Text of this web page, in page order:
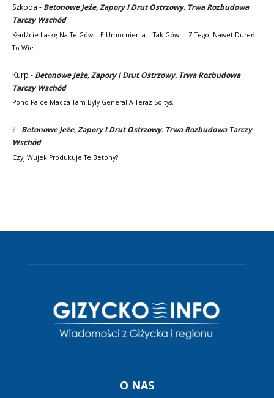
Szkoda - Betonowe Jeże, Zapory I Drut Ostrzowy. Trwa Rozbudowa
Tarczy Wschód
Kładźcie Laskę Na Te Gów....e Umocnienia. I Tak Gów.... Z Tego. Nawet Dureń
To Wie.
Kurp - Betonowe Jeże, Zapory I Drut Ostrzowy. Trwa Rozbudowa
Tarczy Wschód
Pono Palce Macza Tam Byly General A Teraz Soltys.
?- Betonowe Jeże, Zapory I Drut Ostrzowy. Trwa Rozbudowa Tarczy
Wschód
Czyj Wujek Produkuje Te Betony?
O NAS